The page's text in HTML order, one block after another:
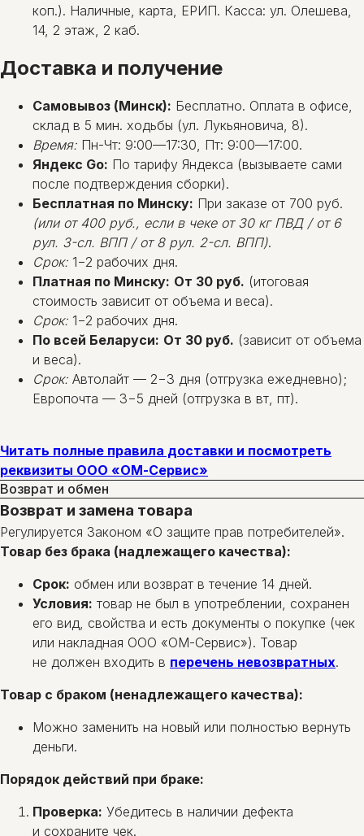
коп.). Наличные, карта, ЕРИП. Касса: ул. Олешева,
14, 2 этаж, 2 каб.
Доставка и получение
Самовывоз (Минск): Бесплатно. Оплата в офисе,
склад в 5 мин. ходьбы (ул. Лукьяновича, 8).
Время: Пн-Чт: 9:00—17:30, Пт: 9:00—17:00.
Яндекс Go: По тарифу Яндекса (вызываете сами
после подтверждения сборки).
Бесплатная по Минску: При заказе от 700 руб.
(или от 400 руб., если в чеке от 30 кг ПВД / от 6
рул. 3-сл. ВПП / от 8 рул. 2-сл. ВПП).
Срок: 1−2 рабочих дня.
Платная по Минску: От 30 руб. (итоговая
стоимость зависит от объема и веса).
Срок: 1−2 рабочих дня.
По всей Беларуси: От 30 руб. (зависит от объема
и веса).
Срок: Автолайт — 2−3 дня (отгрузка ежедневно);
Европочта — 3−5 дней (отгрузка в вт, пт).
Читать полные правила доставки и посмотреть
реквизиты ООО «ОМ-Сервис»
Возврат и обмен
Возврат и замена товара
Регулируется Законом «О защите прав потребителей».
Товар без брака (надлежащего качества):
Срок: обмен или возврат в течение 14 дней.
Условия: товар не был в употреблении, сохранен
его вид, свойства и есть документы о покупке (чек
или накладная ООО «ОМ-Сервис»). Товар
не должен входить в перечень невозвратных.
Товар с браком (ненадлежащего качества):
Можно заменить на новый или полностью вернуть
деньги.
Порядок действий при браке:
Проверка: Убедитесь в наличии дефекта
и сохраните чек.